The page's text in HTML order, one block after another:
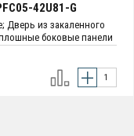
42U81-G
Дверь из закаленного
боковые панели
детали - 1.2 мм
самостоятельная